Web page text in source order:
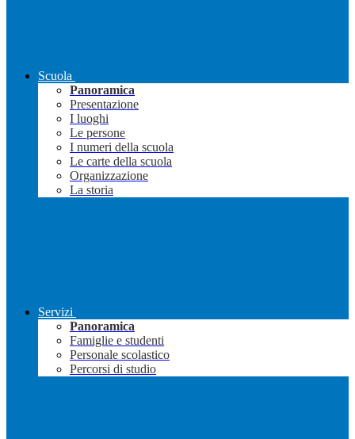
Scuola
Panoramica
Presentazione
I luoghi
Le persone
I numeri della scuola
Le carte della scuola
Organizzazione
La storia
Servizi
Panoramica
Famiglie e studenti
Personale scolastico
Percorsi di studio